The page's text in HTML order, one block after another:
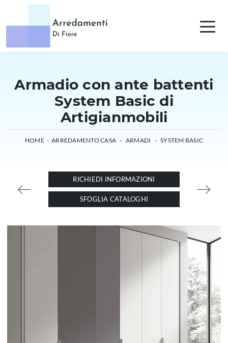
Armadio con ante battenti
System Basic di
Artigianmobili
HOME - ARREDAMENTO CASA - ARMADI - SYSTEM BASIC
RICHIEDI INFORMAZIONI
SFOGLIA CATALOGHI